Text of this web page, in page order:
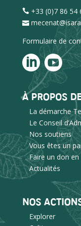
+33 (0)7 86 54
Formulaire de
À PROPOS
La démarche
Le Conseil
Nos soutiens
Vous êtes un
Faire un don en
Actualités
NOS
Explorer